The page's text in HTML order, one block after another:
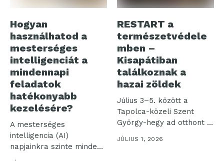
Hogyan
használhatod a
mesterséges
intelligenciát a
mindennapi
feladatok
hatékonyabb
kezelésére?
A mesterséges
intelligencia (AI)
napjainkra szinte minden
iparágban
RESTART a
természetvédele
mben –
Kisapátiban
találkoznak a
hazai zöldek
Július 3–5. között a
Tapolca-közeli Szent
György-hegy ad otthont a
„RESTART a...
JÚLIUS 1, 2026